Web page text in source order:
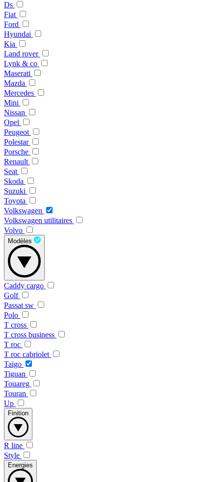
Ds
Fiat
Ford
Hyundai
Kia
Land rover
Lynk & co
Maserati
Mazda
Mercedes
Mini
Nissan
Opel
Peugeot
Polestar
Porsche
Renault
Seat
Skoda
Suzuki
Toyota
Volkswagen
Volkswagen utilitaires
Volvo
Modèles
Caddy cargo
Golf
Passat sw
Polo
T cross
T cross business
T roc
T roc cabriolet
Taigo
Tiguan
Touareg
Touran
Up
Finition
R line
Style
Energies